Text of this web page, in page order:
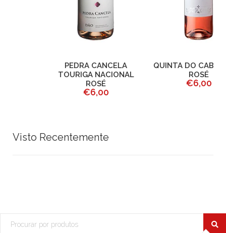
PEDRA CANCELA
TOURIGA NACIONAL
QUINTA DO CABRIL DOC
Visto Recentemente